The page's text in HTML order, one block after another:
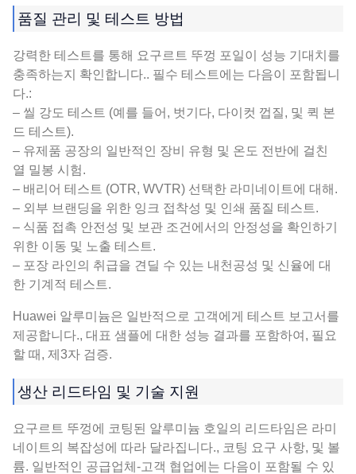
품질 관리 및 테스트 방법
강력한 테스트를 통해 요구르트 뚜껑 포일이 성능 기대치를
충족하는지 확인합니다.. 필수 테스트에는 다음이 포함됩니
다.:
– 씰 강도 테스트 (예를 들어, 벗기다, 다이컷 껍질, 및 퀵 본
드 테스트).
– 유제품 공장의 일반적인 장비 유형 및 온도 전반에 걸친
열 밀봉 시험.
– 배리어 테스트 (OTR, WVTR) 선택한 라미네이트에 대해.
– 외부 브랜딩을 위한 잉크 접착성 및 인쇄 품질 테스트.
– 식품 접촉 안전성 및 보관 조건에서의 안정성을 확인하기
위한 이동 및 노출 테스트.
– 포장 라인의 취급을 견딜 수 있는 내천공성 및 신율에 대
한 기계적 테스트.
Huawei 알루미늄은 일반적으로 고객에게 테스트 보고서를
제공합니다., 대표 샘플에 대한 성능 결과를 포함하여, 필요
할 때, 제3자 검증.
생산 리드타임 및 기술 지원
요구르트 뚜껑에 코팅된 알루미늄 호일의 리드타임은 라미
네이트의 복잡성에 따라 달라집니다., 코팅 요구 사항, 및 볼
륨. 일반적인 공급업체-고객 협업에는 다음이 포함될 수 있